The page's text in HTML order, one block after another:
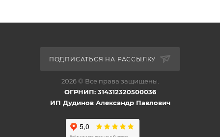
ПОДПИСАТЬСЯ НА РАССЫЛКУ
2026 © Все права защищены.
ОГРНИП: 314312320500036
ИП Дудинов Александр Павлович